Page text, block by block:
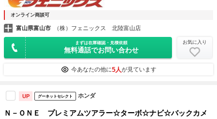
オンライン商談可
富山県富山市 （株）フェニックス 北陸富山店
まずは在庫確認・見積依頼
無料通話でお問い合わせ
お気に入り
今あなたの他に5人が見ています
UP グーネットセレクト ホンダ
Ｎ－ＯＮＥ プレミアムツアラー☆ターボ☆ナビ☆バックカメ